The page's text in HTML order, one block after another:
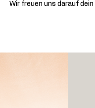
Wir freuen uns darauf